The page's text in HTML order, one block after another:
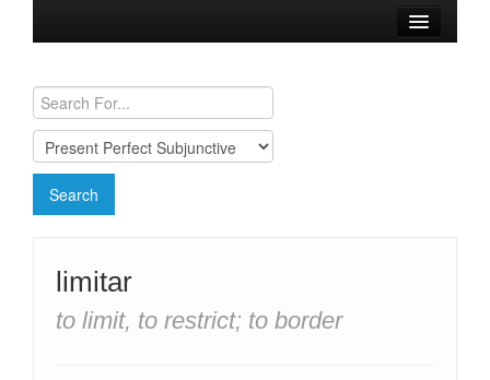
Conjugation Charts
Need a Spanish Tutor?
limitar
to limit, to restrict; to border